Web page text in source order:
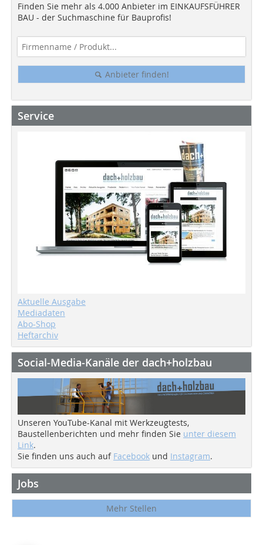
Finden Sie mehr als 4.000 Anbieter im EINKAUFSFÜHRER
BAU - der Suchmaschine für Bauprofis!
Anbieter finden!
Service
Aktuelle Ausgabe
Mediadaten
Abo-Shop
Heftarchiv
Social-Media-Kanäle der dach+holzbau
Unseren YouTube-Kanal mit Werkzeugtests,
Baustellenberichten und mehr finden Sie unter diesem
Link.
Sie finden uns auch auf Facebook und Instagram.
Jobs
Mehr Stellen